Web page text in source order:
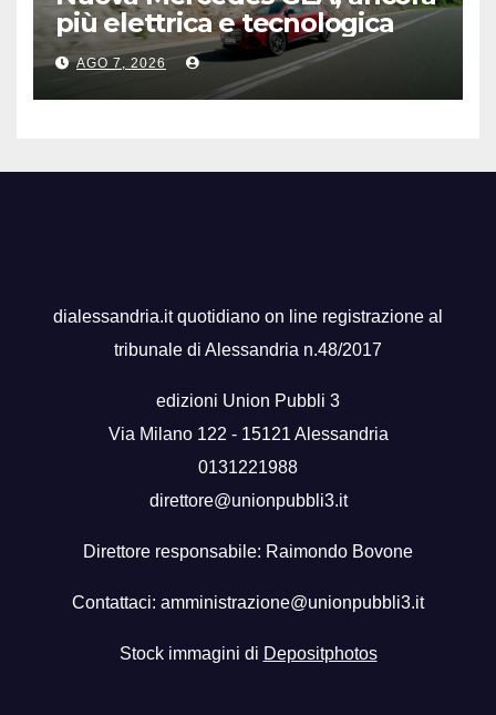
più elettrica e tecnologica
AGO 7, 2026
dialessandria.it quotidiano on line registrazione al
tribunale di Alessandria n.48/2017
edizioni Union Pubbli 3
Via Milano 122 - 15121 Alessandria
0131221988
direttore@unionpubbli3.it
Direttore responsabile: Raimondo Bovone
Contattaci: amministrazione@unionpubbli3.it
Stock immagini di Depositphotos